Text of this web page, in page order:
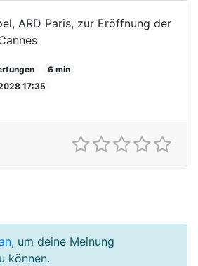
ARD Paris, zur Eröffnung der
6 min
17:35
, um deine Meinung
können.